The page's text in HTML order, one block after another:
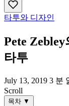
타투와 디자인
Pete
타투
July 13, 2019 3 분
Scroll
목차 ▼